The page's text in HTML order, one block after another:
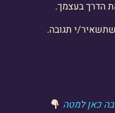
הדרך בעצמך.
י תגובה.
כאן למטה